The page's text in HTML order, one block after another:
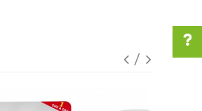
Pomoć pri kupovini